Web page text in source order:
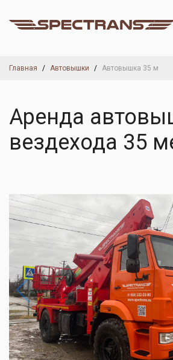
Главная Автовышки Автовышка 35 м
Аренда
вездехода 35